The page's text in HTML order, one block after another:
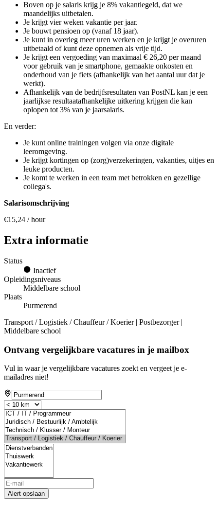
Boven op je salaris krijg je 8% vakantiegeld, dat we
maandelijks uitbetalen.
Je krijgt vier weken vakantie per jaar.
Je bouwt pensioen op (vanaf 18 jaar).
Je kunt in overleg meer uren werken en je krijgt je overuren
uitbetaald of kunt deze opnemen als vrije tijd.
Je krijgt een vergoeding van maximaal € 26,20 per maand
voor gebruik van je smartphone, gemaakte onkosten en
onderhoud van je fiets (afhankelijk van het aantal uur dat je
werkt).
Afhankelijk van de bedrijfsresultaten van PostNL kan je een
jaarlijkse resultaatafhankelijke uitkering krijgen die kan
oplopen tot 3% van je jaarsalaris.
En verder:
Je kunt online trainingen volgen via onze digitale
leeromgeving.
Je krijgt kortingen op (zorg)verzekeringen, vakanties, uitjes en
leuke producten.
Je komt te werken in een team met betrokken en gezellige
collega's.
Salarisomschrijving
€15,24 / hour
Extra informatie
Status
Inactief
Opleidingsniveaus
Middelbare school
Plaats
Purmerend
Transport / Logistiek / Chauffeur / Koerier | Postbezorger |
Middelbare school
Ontvang vergelijkbare vacatures in je mailbox
Vul in waar je vergelijkbare vacatures zoekt en vergeet je e-
mailadres niet!
Alert opslaan